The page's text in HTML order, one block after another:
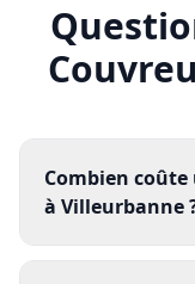
Combien
à Villeurbanne